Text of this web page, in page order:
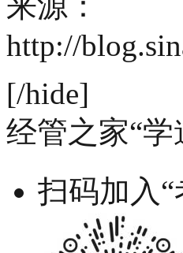
http://
[/hide]
经管之家“
扫码加入